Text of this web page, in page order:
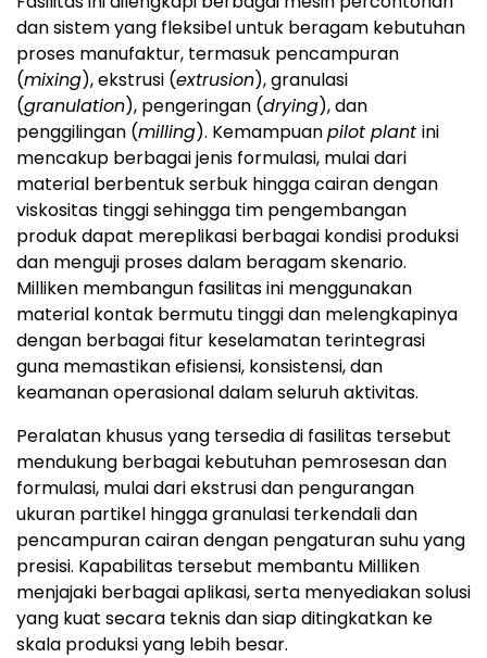
dan sistem yang fleksibel untuk beragam kebutuhan
proses manufaktur, termasuk pencampuran
(mixing), ekstrusi (extrusion), granulasi
(granulation), pengeringan (drying), dan
penggilingan (milling). Kemampuanpilot plant ini
mencakup berbagai jenis formulasi, mulai dari
material berbentuk serbuk hingga cairan dengan
viskositas tinggi sehingga tim pengembangan
produk dapat mereplikasi berbagai kondisi produksi
dan menguji proses dalam beragam skenario.
Milliken membangun fasilitas ini menggunakan
material kontak bermutu tinggi dan melengkapinya
dengan berbagai fitur keselamatan terintegrasi
guna memastikan efisiensi, konsistensi, dan
keamanan operasional dalam seluruh aktivitas.
Peralatan khusus yang tersedia di fasilitas tersebut
mendukung berbagai kebutuhan pemrosesan dan
formulasi, mulai dari ekstrusi dan pengurangan
ukuran partikel hingga granulasi terkendali dan
pencampuran cairan dengan pengaturan suhu yang
presisi. Kapabilitas tersebut membantu Milliken
menjajaki berbagai aplikasi, serta menyediakan solusi
yang kuat secara teknis dan siap ditingkatkan ke
skala produksi yang lebih besar.